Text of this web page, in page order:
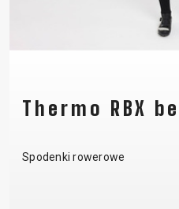
Thermo RBX
Spodenki rowerowe